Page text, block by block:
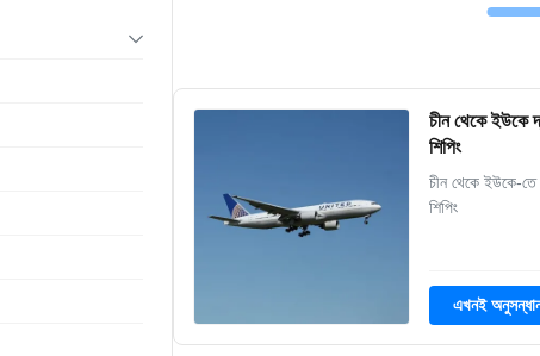
চীন থেকে ইউকে
শিপিং
চীন থেকে ইউকে-
শিপিং
এখনই